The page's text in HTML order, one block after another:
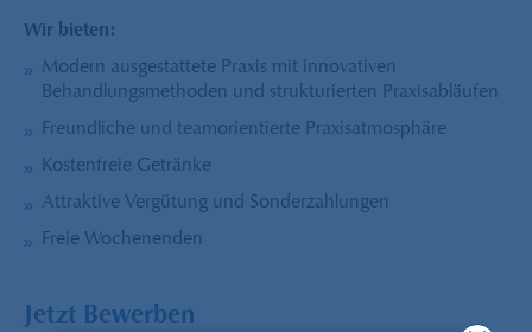
Wir bieten:
Modern ausgestattete Praxis mit innovativen
Behandlungsmethoden und strukturierten Praxisabläufen
Freundliche und teamorientierte Praxisatmosphäre
Kostenfreie Getränke
Attraktive Vergütung und Sonderzahlungen
Freie Wochenenden
Jetzt Bewerben